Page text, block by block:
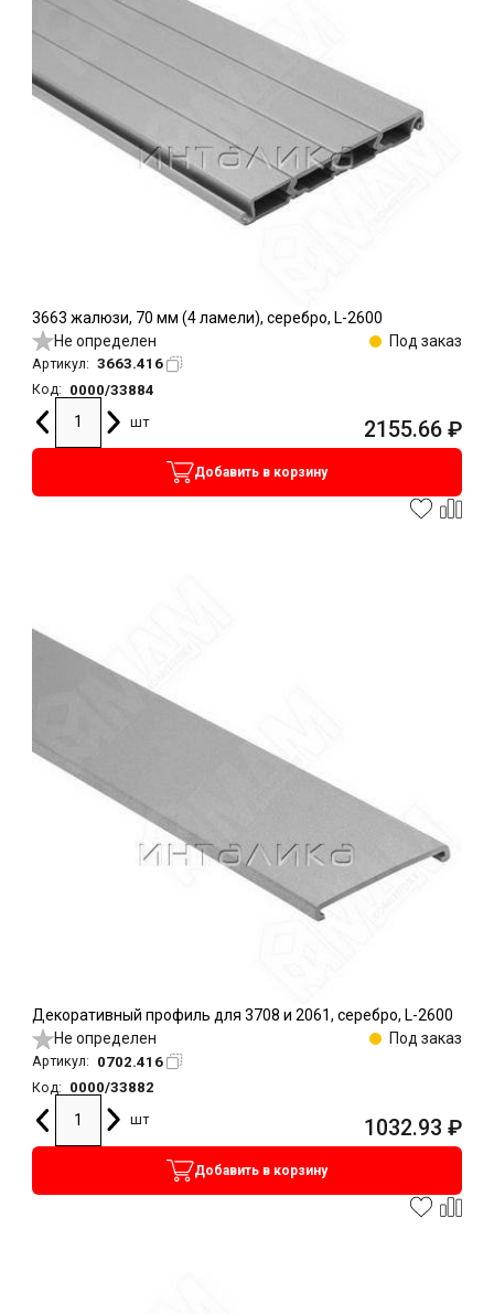
3663 жалюзи, 70 мм (4 ламели), серебро, L-2600
Не определен
Под заказ
Артикул: 3663.416
Код:
0000/33884
шт
2155.66 ₽
Добавить в корзину
Декоративный профиль для 3708 и 2061, серебро, L-2600
Не определен
Под заказ
Артикул: 0702.416
Код:
0000/33882
шт
1032.93 ₽
Добавить в корзину